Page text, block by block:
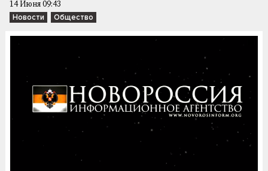
14 Июня 09:43
Новости Общество